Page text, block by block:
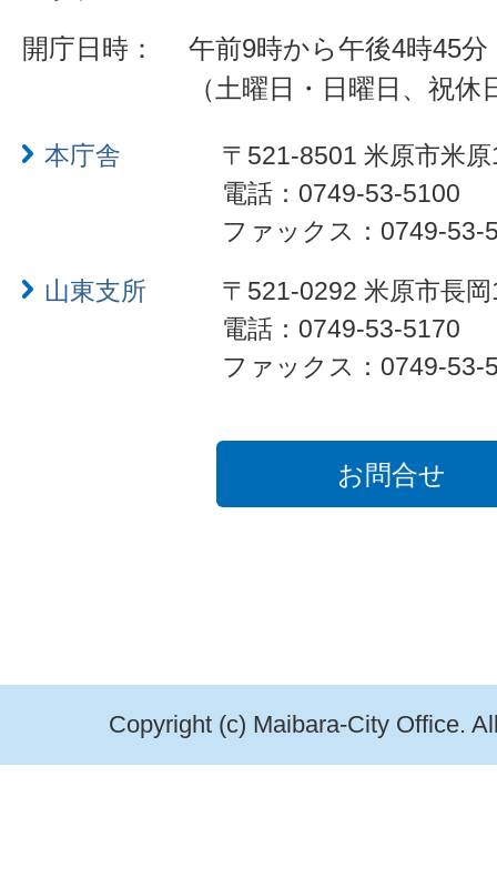
開庁日時：
午前9時から午後4時45分
（土曜日・日曜日、祝
本庁舎
〒521-8501 米原市米
電話：0749-53-5100
ファックス：0749-53-
山東支所
〒521-0292 米原市長
電話：0749-53-5170
ファックス：0749-53-
お問合せ
Copyright (c) Maibara-City Office.